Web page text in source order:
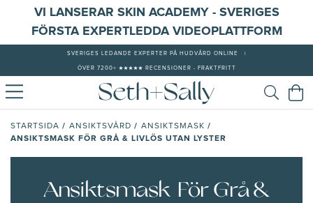
VI LANSERAR SKIN ACADEMY - SVERIGES
FÖRSTA EXPERTLEDDA VIDEOPLATTFORM
SVERIGES LEDANDE EXPERTER PÅ HUDVÅRD ONLINE
ÖVER 7200+ ★★★★★ RECENSIONER - FRAKTFRITT
STARTSIDA / ANSIKTSVÅRD / ANSIKTSMASK /
ANSIKTSMASK FÖR GRÅ & LIVLÖS UTAN LYSTER
Ansiktsmask För Grå &